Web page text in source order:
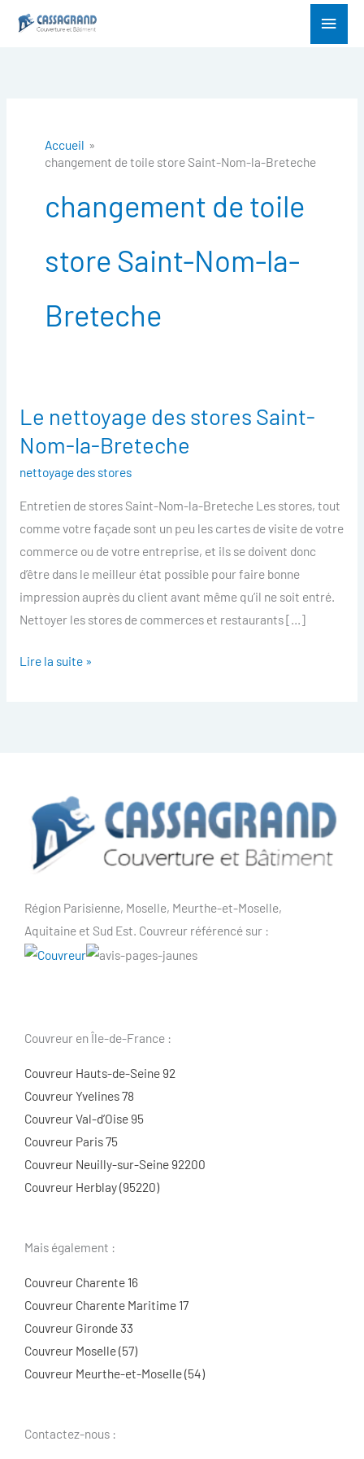
Menu
Accueil
changement de toile store Saint-Nom-la-Breteche
changement de toile
store Saint-Nom-la-
Breteche
Le nettoyage des stores Saint-
Nom-la-Breteche
nettoyage des stores
Entretien de stores Saint-Nom-la-Breteche Les stores, tout
comme votre façade sont un peu les cartes de visite de votre
commerce ou de votre entreprise, et ils se doivent donc
d’être dans le meilleur état possible pour faire bonne
impression auprès du client avant même qu’il ne soit entré.
Nettoyer les stores de commerces et restaurants […]
Le
nettoyage
des
stores
Saint-
Nom-
la-
Breteche
Lire la suite »
Région Parisienne, Moselle, Meurthe-et-Moselle,
Aquitaine et Sud Est. Couvreur référencé sur :
Couvreur en Île-de-France :
Couvreur Hauts-de-Seine 92
Couvreur Yvelines 78
Couvreur Val-d’Oise 95
Couvreur Paris 75
Couvreur Neuilly-sur-Seine 92200
Couvreur Herblay (95220)
Mais également :
Couvreur Charente 16
Couvreur Charente Maritime 17
Couvreur Gironde 33
Couvreur Moselle (57)
Couvreur Meurthe-et-Moselle (54)
Contactez-nous :